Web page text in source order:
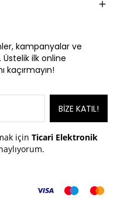
kampanyalar ve
ilk online
kaçırmayın!
BİZE KATIL!
için Ticari Elektronik